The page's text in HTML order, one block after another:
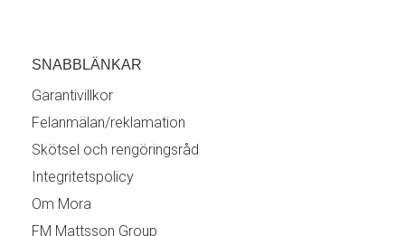
SNABBLÄNKAR
Garantivillkor
Felanmälan/reklamation
Skötsel och rengöringsråd
Integritetspolicy
Om Mora
FM Mattsson Group